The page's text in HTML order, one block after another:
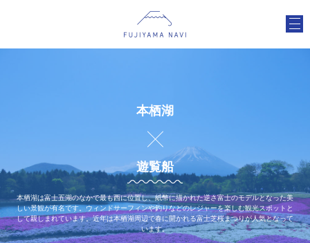
本栖湖
遊覧船
本栖湖は富士五湖のなかで最も西に位置し、紙幣に描かれた逆さ富士のモデルとなった美
しい景観が有名です。ウィンドサーフィンや釣りなどのレジャーを楽しむ観光スポットと
して親しまれています。近年は本栖湖周辺で春に開かれる富士芝桜まつりが人気となって
います。